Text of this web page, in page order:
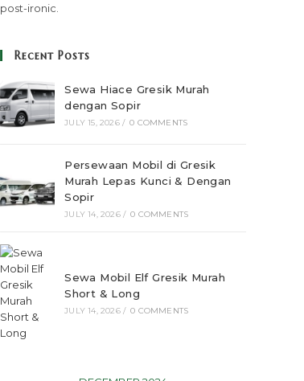
post-ironic.
Recent Posts
Sewa Hiace Gresik Murah
dengan Sopir
JULY 15, 2026 / 0 COMMENTS
Persewaan Mobil di Gresik
Murah Lepas Kunci & Dengan
Sopir
JULY 14, 2026 / 0 COMMENTS
Sewa Mobil Elf Gresik Murah
Short & Long
JULY 14, 2026 / 0 COMMENTS